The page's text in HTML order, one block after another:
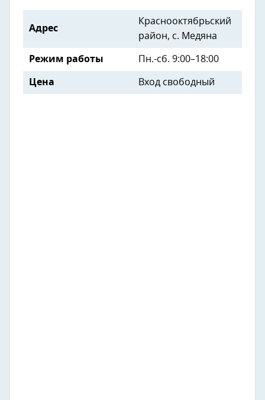
Адрес
Краснооктябрьский
район, с. Медяна
Режим работы Пн.-сб. 9:00–18:00
Цена Вход свободный